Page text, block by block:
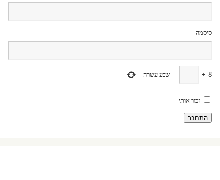
סיסמה
8
+
= שבע עשרה
זכור אותי
התחבר